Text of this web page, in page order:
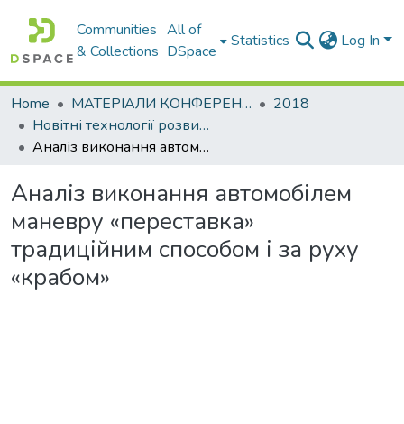
Communities
& Collections
All of
DSpace
Statistics Log In
Home МАТЕРІАЛИ КОНФЕРЕНЦІЙ
2018
Новітні технології розвитку автомобільного транспорту
Аналіз виконання автомобілем маневру «переставка» традиційним способом і за руху «крабом»
Аналіз виконання автомобілем
маневру «переставка»
традиційним способом і за руху
«крабом»